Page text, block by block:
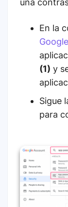
una
En la
(1) y
Sigue
para